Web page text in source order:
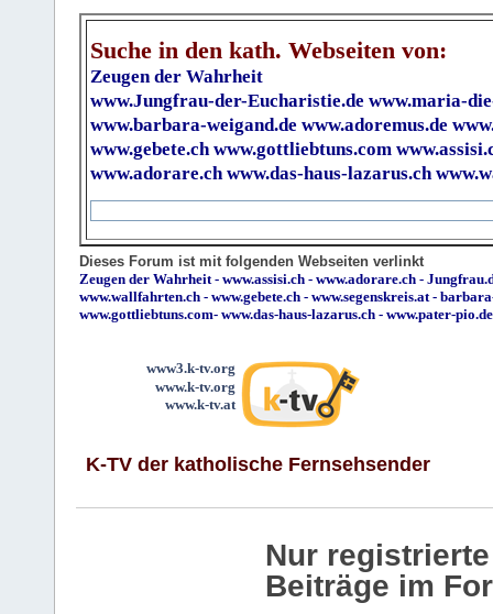
Suche in den kath. Webseiten von:
Zeugen der Wahrheit
www.Jungfrau-der-Eucharistie.de www.maria-
www.barbara-weigand.de www.adoremus.de
www.gebete.ch www.gottliebtuns.com
www.adorare.ch www.das-haus-lazarus.ch
Dieses Forum ist mit folgenden Webseiten verlinkt
Zeugen der Wahrheit - www.assisi.ch - www.adorare.ch -
www.wallfahrten.ch - www.gebete.ch - www.segenskreis.at -
www.gottliebtuns.com- www.das-haus-lazarus.ch - www.pater-pio.de
www3.k-tv.org
www.k-tv.org
www.k-tv.at
K-TV der katholische Fernsehsender
Nur
Beiträge im